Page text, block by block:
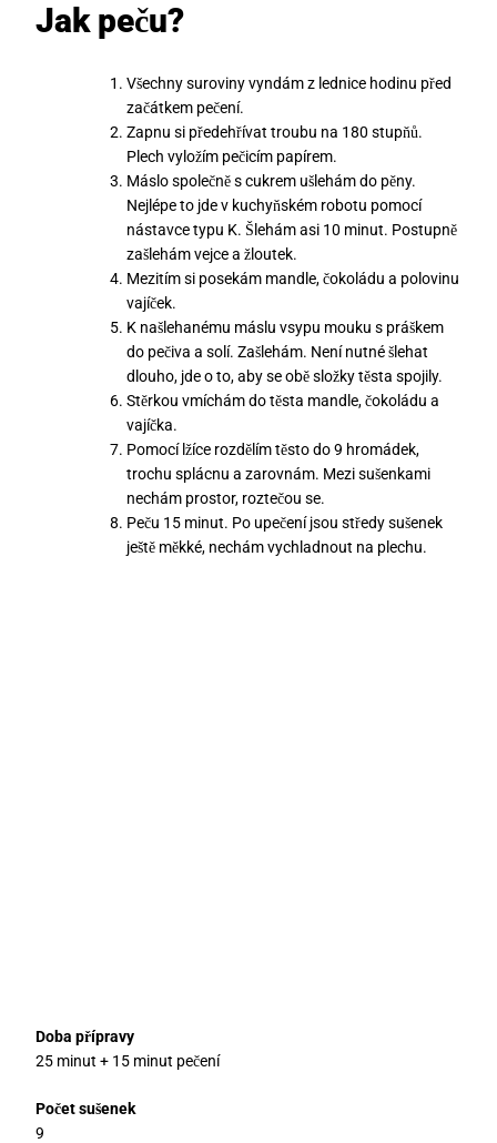
Jak peču?
Všechny suroviny vyndám z lednice hodinu před
začátkem pečení.
Zapnu si předehřívat troubu na 180 stupňů.
Plech vyložím pečicím papírem.
Máslo společně s cukrem ušlehám do pěny.
Nejlépe to jde v kuchyňském robotu pomocí
nástavce typu K. Šlehám asi 10 minut. Postupně
zašlehám vejce a žloutek.
Mezitím si posekám mandle, čokoládu a polovinu
vajíček.
K našlehanému máslu vsypu mouku s práškem
do pečiva a solí. Zašlehám. Není nutné šlehat
dlouho, jde o to, aby se obě složky těsta spojily.
Stěrkou vmíchám do těsta mandle, čokoládu a
vajíčka.
Pomocí lžíce rozdělím těsto do 9 hromádek,
trochu splácnu a zarovnám. Mezi sušenkami
nechám prostor, roztečou se.
Peču 15 minut. Po upečení jsou středy sušenek
ještě měkké, nechám vychladnout na plechu.
Doba přípravy
25 minut + 15 minut pečení
Počet sušenek
9